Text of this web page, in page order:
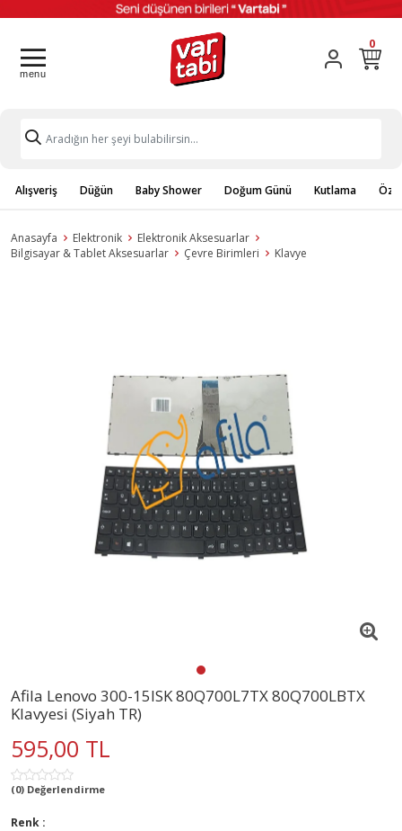
0
Alışveriş Düğün Baby Shower Doğum Günü Kutlama
Anasayfa Elektronik
Elektronik Aksesuarlar
Bilgisayar & Tablet Aksesuarlar
Çevre Birimleri Klavye
Afila Lenovo 300-15ISK 80Q700L7TX 80Q700LBTX
Klavyesi (Siyah TR)
595,00 TL
(0) Değerlendirme
Renk :